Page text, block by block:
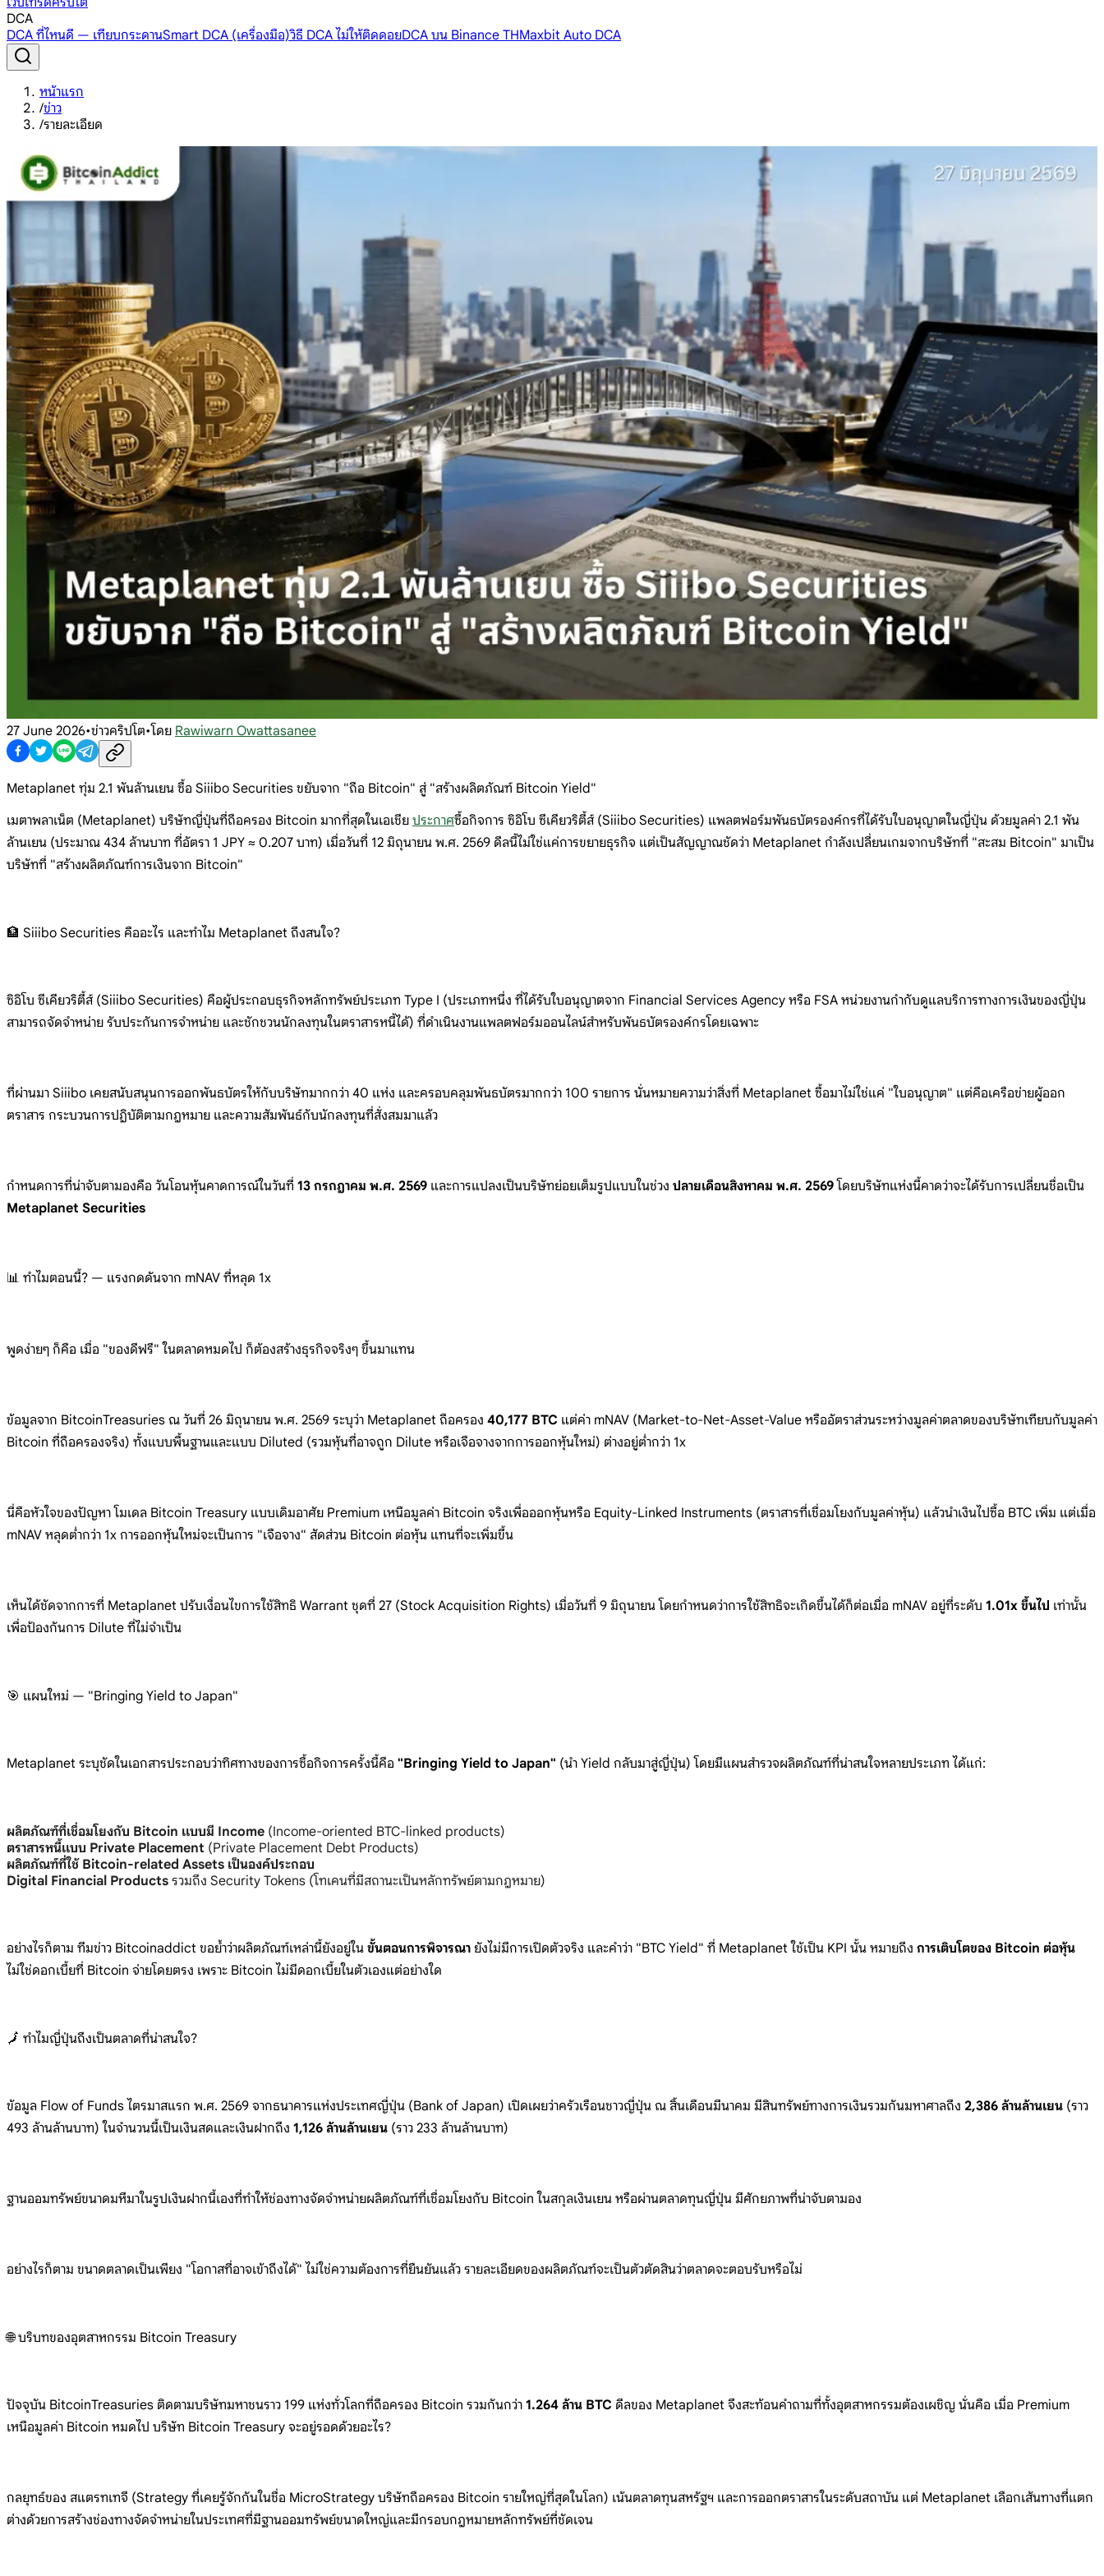
DCA
DCA ที่ไหนดี — เทียบกระดานSmart DCA (เครื่องมือ)วิธี DCA ไม่ให้ติดดอยDCA บน Binance THMaxbit Auto DCA
หน้าแรก
/ข่าว
/รายละเอียด
27 June 2026•ข่าวคริปโต•โดย Rawiwarn Owattasanee
Metaplanet ทุ่ม 2.1 พันล้านเยน ซื้อ Siiibo Securities ขยับจาก "ถือ Bitcoin" สู่ "สร้างผลิตภัณฑ์ Bitcoin Yield"
เมตาพลาเน็ต (Metaplanet) บริษัทญี่ปุ่นที่ถือครอง Bitcoin มากที่สุดในเอเชีย ประกาศซื้อกิจการ ซิอิโบ ซีเคียวริตี้ส์ (Siiibo Securities) แพลตฟอร์มพันธบัตรองค์กรที่ได้รับใบอนุญาตในญี่ปุ่น ด้วยมูลค่า 2.1 พัน
ล้านเยน (ประมาณ 434 ล้านบาท ที่อัตรา 1 JPY ≈ 0.207 บาท) เมื่อวันที่ 12 มิถุนายน พ.ศ. 2569 ดีลนี้ไม่ใช่แค่การขยายธุรกิจ แต่เป็นสัญญาณชัดว่า Metaplanet กำลังเปลี่ยนเกมจากบริษัทที่ "สะสม Bitcoin" มาเป็น
บริษัทที่ "สร้างผลิตภัณฑ์การเงินจาก Bitcoin"
🏦 Siiibo Securities คืออะไร และทำไม Metaplanet ถึงสนใจ?
ซิอิโบ ซีเคียวริตี้ส์ (Siiibo Securities) คือผู้ประกอบธุรกิจหลักทรัพย์ประเภท Type I (ประเภทหนึ่ง ที่ได้รับใบอนุญาตจาก Financial Services Agency หรือ FSA หน่วยงานกำกับดูแลบริการทางการเงินของญี่ปุ่น
สามารถจัดจำหน่าย รับประกันการจำหน่าย และชักชวนนักลงทุนในตราสารหนี้ได้) ที่ดำเนินงานแพลตฟอร์มออนไลน์สำหรับพันธบัตรองค์กรโดยเฉพาะ
ที่ผ่านมา Siiibo เคยสนับสนุนการออกพันธบัตรให้กับบริษัทมากกว่า 40 แห่ง และครอบคลุมพันธบัตรมากกว่า 100 รายการ นั่นหมายความว่าสิ่งที่ Metaplanet ซื้อมาไม่ใช่แค่ "ใบอนุญาต" แต่คือเครือข่ายผู้ออก
ตราสาร กระบวนการปฏิบัติตามกฎหมาย และความสัมพันธ์กับนักลงทุนที่สั่งสมมาแล้ว
กำหนดการที่น่าจับตามองคือ วันโอนหุ้นคาดการณ์ในวันที่ 13 กรกฎาคม พ.ศ. 2569 และการแปลงเป็นบริษัทย่อยเต็มรูปแบบในช่วง ปลายเดือนสิงหาคม พ.ศ. 2569 โดยบริษัทแห่งนี้คาดว่าจะได้รับการเปลี่ยนชื่อเป็น
Metaplanet Securities
📊 ทำไมตอนนี้? — แรงกดดันจาก mNAV ที่หลุด 1x
พูดง่ายๆ ก็คือ เมื่อ "ของดีฟรี" ในตลาดหมดไป ก็ต้องสร้างธุรกิจจริงๆ ขึ้นมาแทน
ข้อมูลจาก BitcoinTreasuries ณ วันที่ 26 มิถุนายน พ.ศ. 2569 ระบุว่า Metaplanet ถือครอง 40,177 BTC แต่ค่า mNAV (Market-to-Net-Asset-Value หรืออัตราส่วนระหว่างมูลค่าตลาดของบริษัทเทียบกับมูลค่า
Bitcoin ที่ถือครองจริง) ทั้งแบบพื้นฐานและแบบ Diluted (รวมหุ้นที่อาจถูก Dilute หรือเจือจางจากการออกหุ้นใหม่) ต่างอยู่ต่ำกว่า 1x
นี่คือหัวใจของปัญหา โมเดล Bitcoin Treasury แบบเดิมอาศัย Premium เหนือมูลค่า Bitcoin จริงเพื่อออกหุ้นหรือ Equity-Linked Instruments (ตราสารที่เชื่อมโยงกับมูลค่าหุ้น) แล้วนำเงินไปซื้อ BTC เพิ่ม แต่เมื่อ
mNAV หลุดต่ำกว่า 1x การออกหุ้นใหม่จะเป็นการ "เจือจาง" สัดส่วน Bitcoin ต่อหุ้น แทนที่จะเพิ่มขึ้น
เห็นได้ชัดจากการที่ Metaplanet ปรับเงื่อนไขการใช้สิทธิ Warrant ชุดที่ 27 (Stock Acquisition Rights) เมื่อวันที่ 9 มิถุนายนโดยกำหนดว่าการใช้สิทธิจะเกิดขึ้นได้ก็ต่อเมื่อ mNAV อยู่ที่ระดับ 1.01x ขึ้นไป เท่านั้น
เพื่อป้องกันการ Dilute ที่ไม่จำเป็น
🎯 แผนใหม่ — "Bringing Yield to Japan"
Metaplanet ระบุชัดในเอกสารประกอบว่าทิศทางของการซื้อกิจการครั้งนี้คือ "Bringing Yield to Japan" (นำ Yield กลับมาสู่ญี่ปุ่น)โดยมีแผนสำรวจผลิตภัณฑ์ที่น่าสนใจหลายประเภท ได้แก่:
ผลิตภัณฑ์ที่เชื่อมโยงกับ Bitcoin แบบมี Income (Income-oriented BTC-linked products)
ตราสารหนี้แบบ Private Placement (Private Placement Debt Products)
ผลิตภัณฑ์ที่ใช้ Bitcoin-related Assets เป็นองค์ประกอบ
Digital Financial Products รวมถึง Security Tokens (โทเคนที่มีสถานะเป็นหลักทรัพย์ตามกฎหมาย)
อย่างไรก็ตาม ทีมข่าว Bitcoinaddict ขอย้ำว่าผลิตภัณฑ์เหล่านี้ยังอยู่ใน ขั้นตอนการพิจารณา ยังไม่มีการเปิดตัวจริง และคำว่า "BTC Yield" ที่ Metaplanet ใช้เป็น KPI นั้น หมายถึง การเติบโตของ Bitcoin ต่อหุ้น
ไม่ใช่ดอกเบี้ยที่ Bitcoin จ่ายโดยตรง เพราะ Bitcoin ไม่มีดอกเบี้ยในตัวเองแต่อย่างใด
🗾 ทำไมญี่ปุ่นถึงเป็นตลาดที่น่าสนใจ?
ข้อมูล Flow of Funds ไตรมาสแรก พ.ศ. 2569 จากธนาคารแห่งประเทศญี่ปุ่น (Bank of Japan) เปิดเผยว่าครัวเรือนชาวญี่ปุ่น ณ สิ้นเดือนมีนาคม มีสินทรัพย์ทางการเงินรวมกันมหาศาลถึง 2,386 ล้านล้านเยน (ราว
493 ล้านล้านบาท) ในจำนวนนี้เป็นเงินสดและเงินฝากถึง 1,126 ล้านล้านเยน (ราว 233 ล้านล้านบาท)
ฐานออมทรัพย์ขนาดมหึมาในรูปเงินฝากนี้เองที่ทำให้ช่องทางจัดจำหน่ายผลิตภัณฑ์ที่เชื่อมโยงกับ Bitcoin ในสกุลเงินเยน หรือผ่านตลาดทุนญี่ปุ่น มีศักยภาพที่น่าจับตามอง
อย่างไรก็ตาม ขนาดตลาดเป็นเพียง "โอกาสที่อาจเข้าถึงได้" ไม่ใช่ความต้องการที่ยืนยันแล้ว รายละเอียดของผลิตภัณฑ์จะเป็นตัวตัดสินว่าตลาดจะตอบรับหรือไม่
🌐บริบทของอุตสาหกรรม Bitcoin Treasury
ปัจจุบัน BitcoinTreasuries ติดตามบริษัทมหาชนราว 199 แห่งทั่วโลกที่ถือครอง Bitcoin รวมกันกว่า 1.264 ล้าน BTC ดีลของ Metaplanet จึงสะท้อนคำถามที่ทั้งอุตสาหกรรมต้องเผชิญ นั่นคือ เมื่อ Premium
เหนือมูลค่า Bitcoin หมดไป บริษัท Bitcoin Treasury จะอยู่รอดด้วยอะไร?
กลยุทธ์ของ สแตรทเทจี (Strategy ที่เคยรู้จักกันในชื่อ MicroStrategy บริษัทถือครอง Bitcoin รายใหญ่ที่สุดในโลก) เน้นตลาดทุนสหรัฐฯ และการออกตราสารในระดับสถาบัน แต่ Metaplanet เลือกเส้นทางที่แตก
ต่างด้วยการสร้างช่องทางจัดจำหน่ายในประเทศที่มีฐานออมทรัพย์ขนาดใหญ่และมีกรอบกฎหมายหลักทรัพย์ที่ชัดเจน